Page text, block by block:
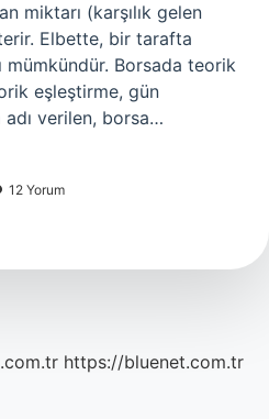
miktarı (karşılık gelen
Elbette, bir tarafta
mümkündür. Borsada teorik
eşleştirme, gün
adı verilen, borsa…
12 Yorum
https://bluenet.com.tr